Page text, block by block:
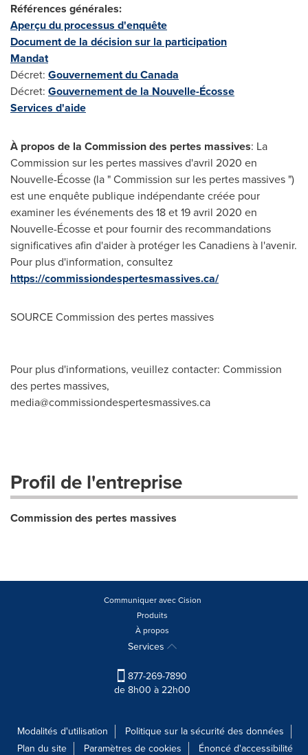
Références générales:
Aperçu du processus d'enquête
Document de la décision sur la participation
Mandat
Décret: Gouvernement duCanada
Décret: Gouvernement de la Nouvelle-Écosse
Services d'aide
À propos de la Commission des pertes massives: La
Commission sur les pertes massives d'avril 2020 en
Nouvelle-Écosse (la " Commission sur les pertes massives ")
est une enquête publique indépendante créée pour
examiner les événements des 18 et 19 avril 2020 en
Nouvelle-Écosse et pour fournir des recommandations
significatives afin d'aider à protéger les Canadiens à l'avenir.
Pour plus d'information, consultez
https://commissiondespertesmassives.ca/
SOURCE Commission des pertes massives
Pour plus d'informations, veuillez contacter: Commission
des pertes massives,
media@commissiondespertesmassives.ca
Profil de l'entreprise
Commission des pertes massives
Communiquer avec Cision
Produits
À propos
Services
877-269-7890
de 8h00 à 22h00
Modalités d'utilisation
Politique sur la sécurité des données
Plan du site
Paramètres de cookies Énoncé d'accessibilité